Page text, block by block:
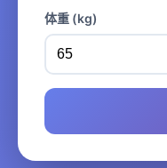
体重 (kg)